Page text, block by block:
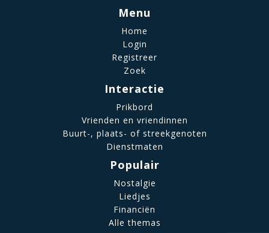
Menu
Home
Login
Registreer
Zoek
Interactie
Prikbord
Vrienden en vriendinnen
Buurt-, plaats- of streekgenoten
Dienstmaten
Populair
Nostalgie
Liedjes
Financiën
Alle themas